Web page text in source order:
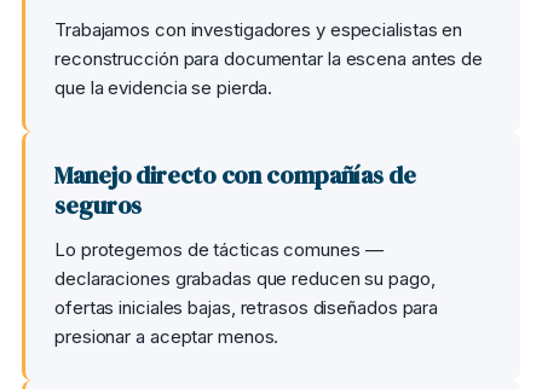
Trabajamos con investigadores y especialistas en
reconstrucción para documentar la escena antes de
que la evidencia se pierda.
Manejo directo con compañías de
seguros
Lo protegemos de tácticas comunes —
declaraciones grabadas que reducen su pago,
ofertas iniciales bajas, retrasos diseñados para
presionar a aceptar menos.